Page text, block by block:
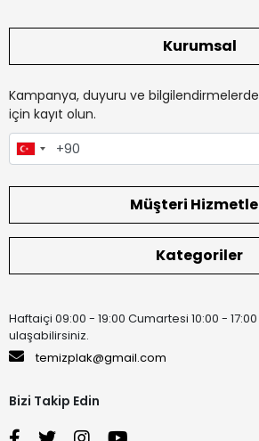
Kurumsal
Kampanya, duyuru ve
için kayıt olun.
Müşteri
Kategoriler
Haftaiçi 09:00 - 19:00 Cumartesi 10:00 -
ulaşabilirsiniz.
temizplak@gmail.com
Bizi Takip Edin